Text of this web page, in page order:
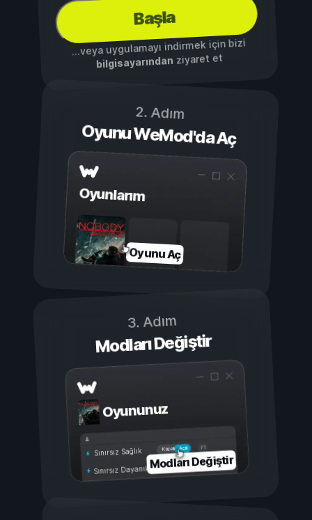
Başla
...veya uygulamayı indirmek için bizi
bilgisayarından ziyaret et
2. Adım
Oyunu WeMod'da Aç
Oyunlarım
Oyunu Aç
3. Adım
Modları Değiştir
Oyununuz
Açık
Kapalı
Sınırsız Sağlık
Sınırsız DayanıklılıkModları Değiştir